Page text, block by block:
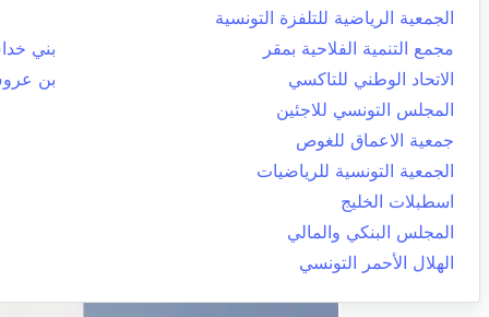
الجمعية الرياضية للتلفزة التونسية
مجمع التنمية الفلاحية بمقر
بني
الاتحاد الوطني للتاكسي
بن
المجلس التونسي للاجئين
جمعية الاعماق للغوص
الجمعية التونسية للرياضيات
اسطبلات الخليج
المجلس البنكي والمالي
الهلال الأحمر التونسي